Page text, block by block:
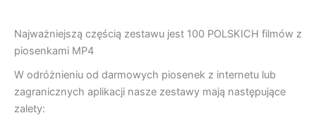
Najważniejszą częścią zestawu jest 100 POLSKICH filmów z
piosenkami MP4
W odróżnieniu od darmowych piosenek z internetu lub
zagranicznych aplikacji nasze zestawy mają następujące
zalety: